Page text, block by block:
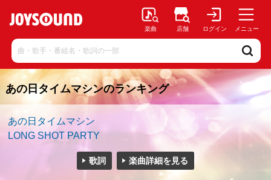
楽曲 店舗 ログイン メニュー
あの日タイムマシンのランキング
あの日タイムマシン
LONG SHOT PARTY
歌詞 楽曲詳細を見る